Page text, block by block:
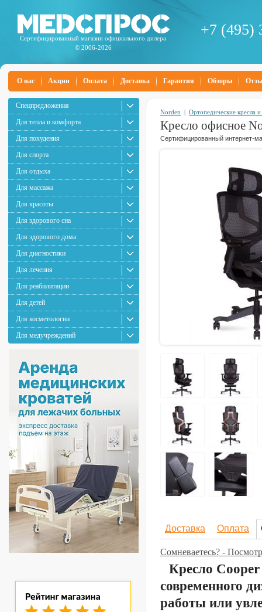
Сертифицированный магазин официального дилера
© 2006-2026
+7 (495)
О нас Акции Оплата Доставка Гарантия Обзоры
Спецпредложения
Для тепла и комфорта
Для похудения
Для спорта
Для отдыха
Для массажа
Для красоты
Для здорового сна
Для здорового дома
Для диагностики
Для лечения
Для реабилитации
Для детей
Для косметологии
Для медучреждений
Norden | Ортопедические кресла и
Кресло офисное
Сертифицированный интернет-
Доставка Оплата
Сомневаетесь? -
Кресло
современного
работы или